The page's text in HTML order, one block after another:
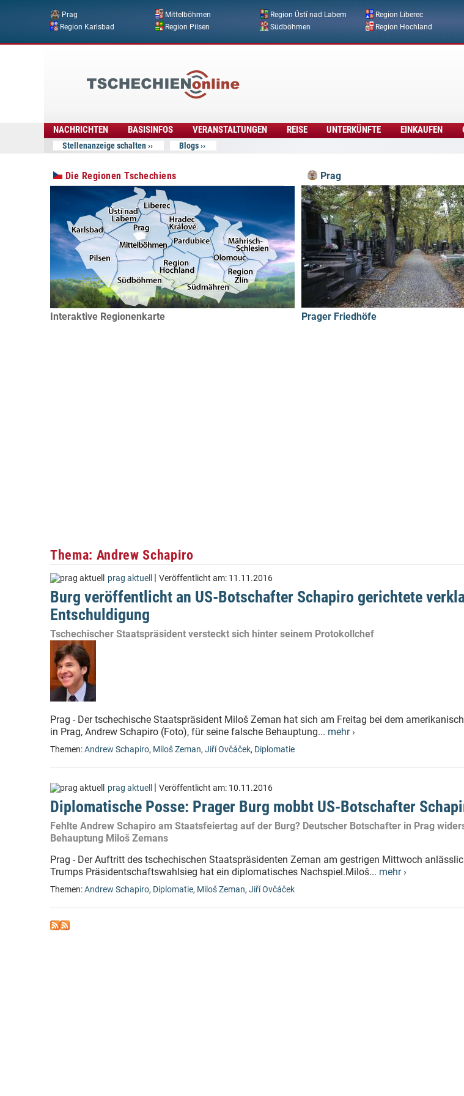
Direkt zum Inhalt
Prag Mittelböhmen Region Ústí nad Labem Region Liberec
Region Karlsbad
Region Pilsen Südböhmen Region Hochland
Online
NACHRICHTEN BASISINFOS VERANSTALTUNGEN REISE UNTERKÜNFTE EINKAUFEN
Stellenanzeige schalten Blogs
Die Regionen Tschechiens
Interaktive Regionenkarte
Prag
Prager Friedhöfe
Thema: Andrew Schapiro
prag aktuell | Veröffentlicht am: 11.11.2016
Burg veröffentlicht an US-Botschafter Schapiro gerichtete
Entschuldigung
Tschechischer Staatspräsident versteckt sich hinter seinem Protokollchef
Prag - Der tschechische Staatspräsident Miloš Zeman hat sich am Freitag bei dem
in Prag, Andrew Schapiro (Foto), für seine falsche Behauptung... mehr ›
Themen:Andrew Schapiro, Miloš Zeman, Jiří Ovčáček, Diplomatie
prag aktuell | Veröffentlicht am: 10.11.2016
Diplomatische Posse: Prager Burg mobbt US-Botschafter
Fehlte Andrew Schapiro am Staatsfeiertag auf der Burg? Deutscher Botschafter in Prag
Behauptung Miloš Zemans
Prag - Der Auftritt des tschechischen Staatspräsidenten Zeman am gestrigen Mittwoch
Trumps Präsidentschaftswahlsieg hat ein diplomatisches Nachspiel.Miloš... mehr ›
Themen:Andrew Schapiro, Diplomatie, Miloš Zeman, Jiří Ovčáček